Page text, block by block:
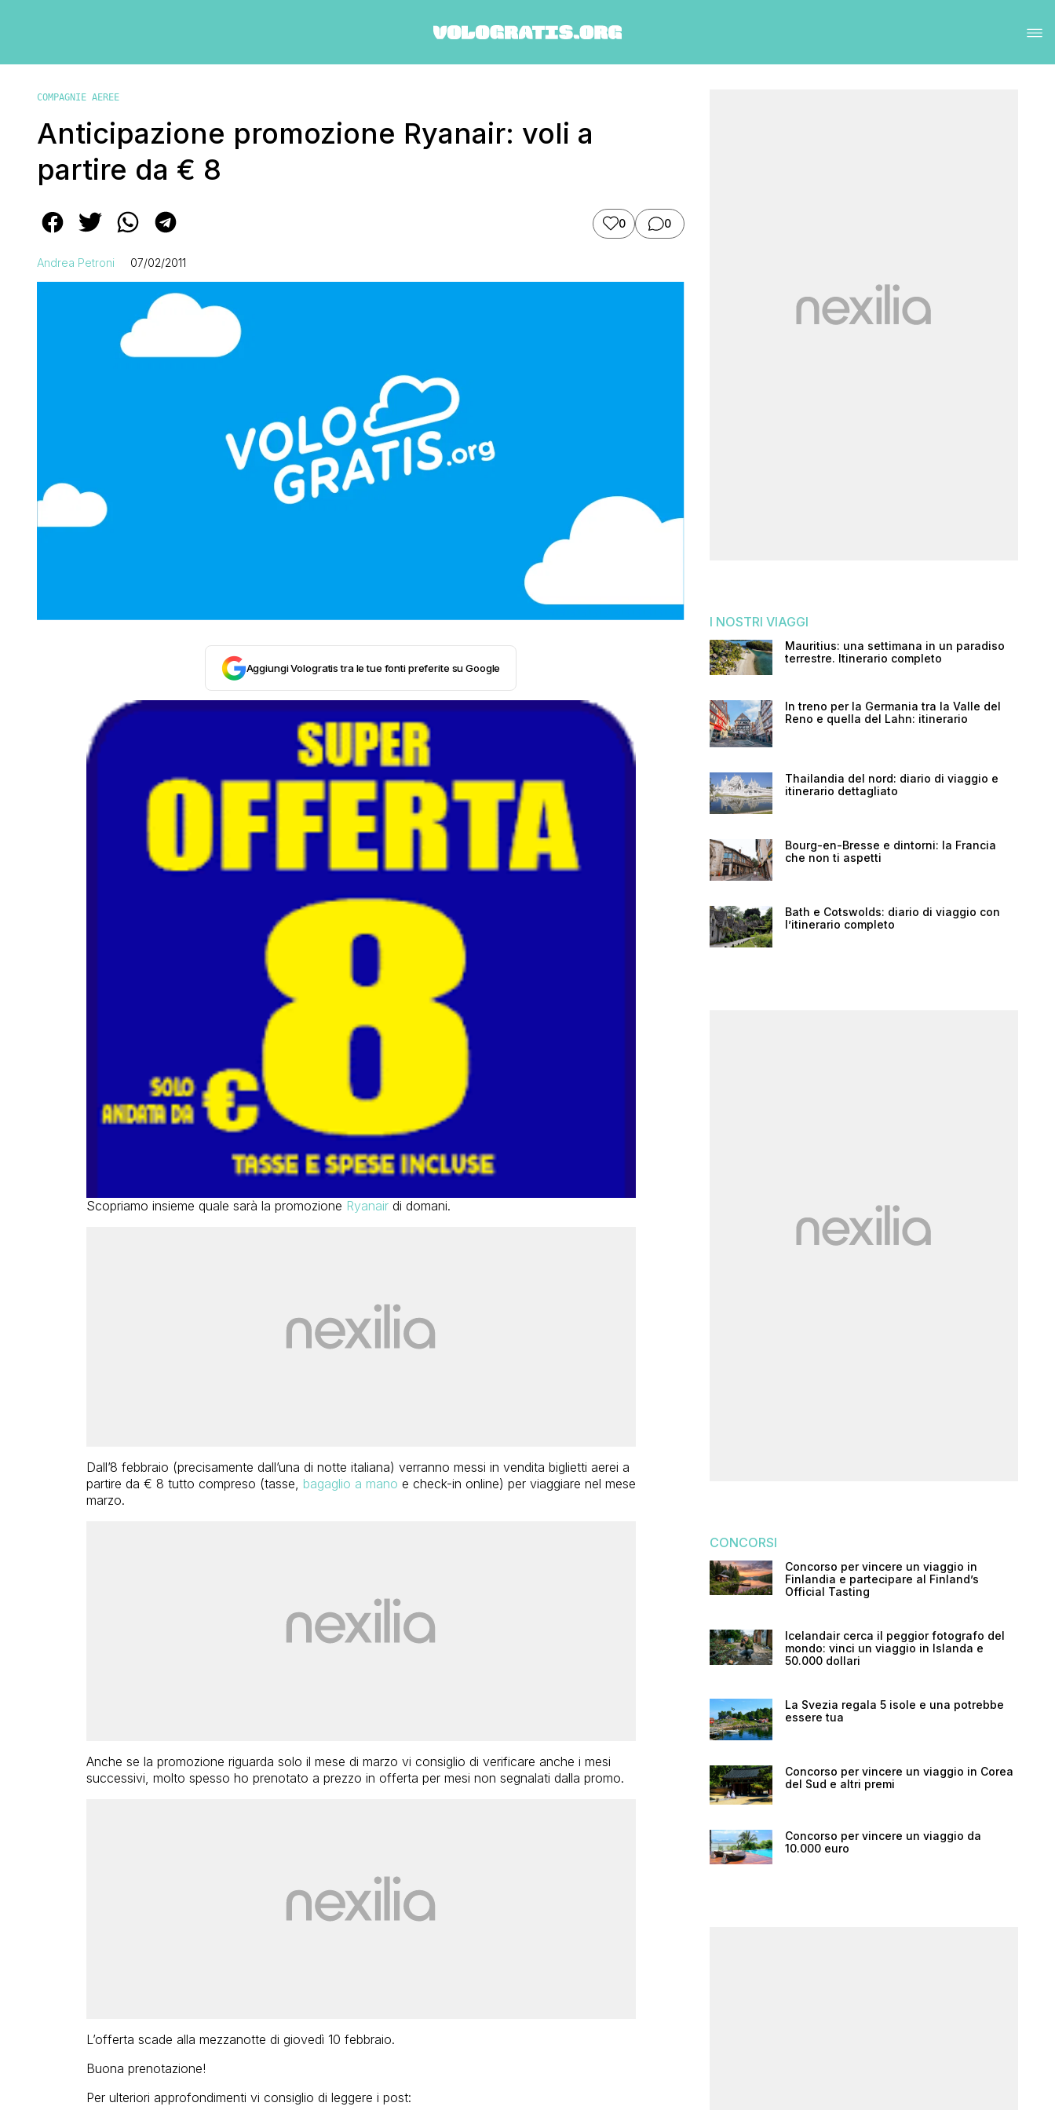
COMPAGNIE AEREE
Anticipazione promozione Ryanair: voli a
partire da € 8
0 0
Andrea Petroni 07/02/2011
Aggiungi Vologratis tra le tue fonti preferite su Google
Scopriamo insieme quale sarà la promozione Ryanairdi domani.
Dall’8 febbraio (precisamente dall’una di notte italiana) verranno messi in vendita biglietti aerei a
partire da € 8 tutto compreso (tasse, bagaglio a mano e check-in online) per viaggiare nel mese
marzo.
Anche se la promozione riguarda solo il mese di marzo vi consiglio di verificare anche i mesi
successivi, molto spesso ho prenotato a prezzo in offerta per mesi non segnalati dalla promo.
L’offerta scade alla mezzanotte di giovedì 10 febbraio.
Buona prenotazione!
Per ulteriori approfondimenti vi consiglio di leggere i post:
I NOSTRI VIAGGI
Mauritius: una settimana in un paradiso
terrestre. Itinerario completo
In treno per la Germania tra la Valle del
Reno e quella del Lahn: itinerario
Thailandia del nord: diario di viaggio e
itinerario dettagliato
Bourg-en-Bresse e dintorni: la Francia
che non ti aspetti
Bath e Cotswolds: diario di viaggio con
l’itinerario completo
CONCORSI
Concorso per vincere un viaggio in
Finlandia e partecipare al Finland’s
Official Tasting
Icelandair cerca il peggior fotografo del
mondo: vinci un viaggio in Islanda e
50.000 dollari
La Svezia regala 5 isole e una potrebbe
essere tua
Concorso per vincere un viaggio in Corea
del Sud e altri premi
Concorso per vincere un viaggio da
10.000 euro